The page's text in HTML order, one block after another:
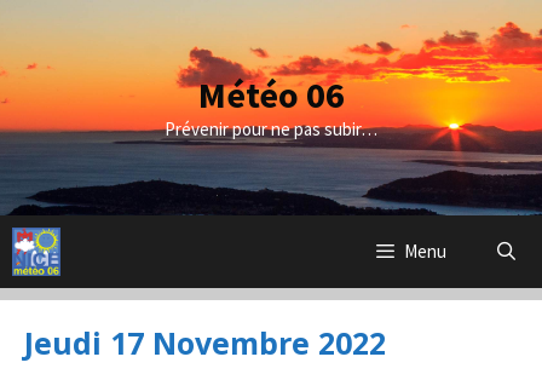
contenu
Météo 06
Prévenir pour ne pas subir…
Menu
Jeudi 17 Novembre 2022